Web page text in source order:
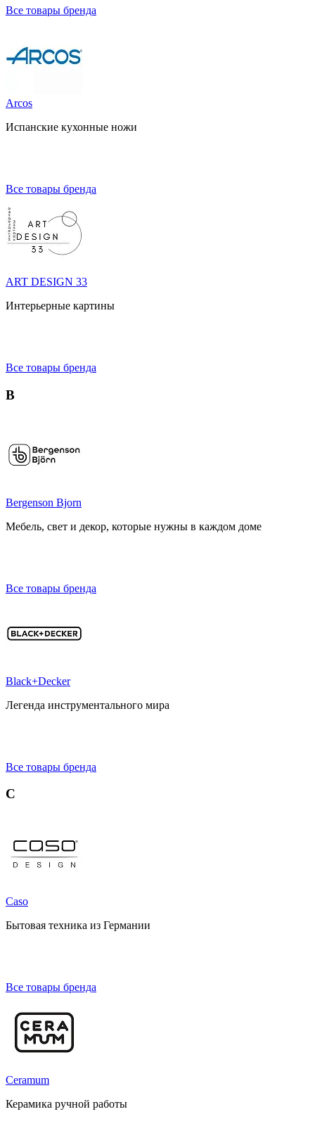
Все товары бренда
Arcos
Испанские кухонные ножи
Все товары бренда
ART DESIGN 33
Интерьерные картины
Все товары бренда
B
Bergenson Bjorn
Мебель, свет и декор, которые нужны в каждом доме
Все товары бренда
Black+Decker
Легенда инструментального мира
Все товары бренда
C
Caso
Бытовая техника из Германии
Все товары бренда
Ceramum
Керамика ручной работы